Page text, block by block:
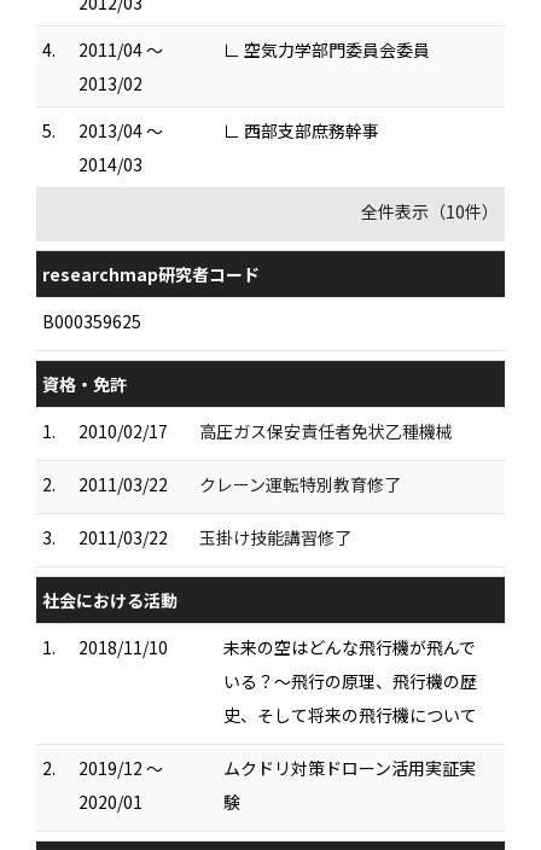
4.
2011/04 ～
2013/02
∟ 空気力学部門委員会委員
5.
2013/04 ～
2014/03
∟ 西部支部庶務幹事
全件表示（10件）
researchmap研究者コード
B000359625
資格・免許
1.
2010/02/17 高圧ガス保安責任者免状乙種機械
2. 2011/03/22 クレーン運転特別教育修了
3. 2011/03/22 玉掛け技能講習修了
社会における活動
1.
2018/11/10
未来の空はどんな飛行機が飛んで
いる？～飛行の原理、飛行機の歴
史、そして将来の飛行機について
2.
2019/12 ～
2020/01
ムクドリ対策ドローン活用実証実
験